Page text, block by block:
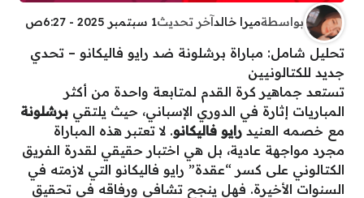
بواسطةميرا خالدآخر تحديث1 سبتمبر 2025 - 6:27ص
تحليل شامل: مباراة برشلونة ضد رايو فاليكانو – تحدي
جديد للكتالونيين
تستعد جماهير كرة القدم لمتابعة واحدة من أكثر
المباريات إثارة في الدوري الإسباني، حيث يلتقي برشلونة
مع خصمه العنيد رايو فاليكانو. لا تعتبر هذه المباراة
مجرد مواجهة عادية، بل هي اختبار حقيقي لقدرة الفريق
الكتالوني على كسر “عقدة” رايو فاليكانو التي لازمته في
السنوات الأخيرة. فهل ينجح تشافي ورفاقه في تحقيق